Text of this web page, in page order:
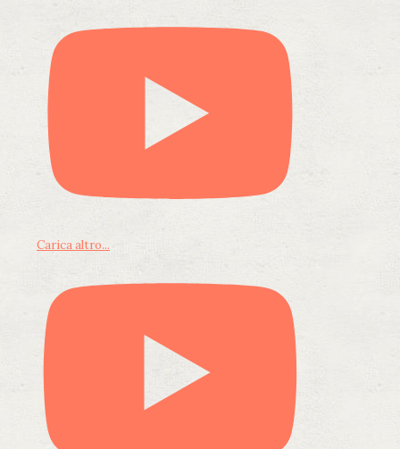
Carica altro...